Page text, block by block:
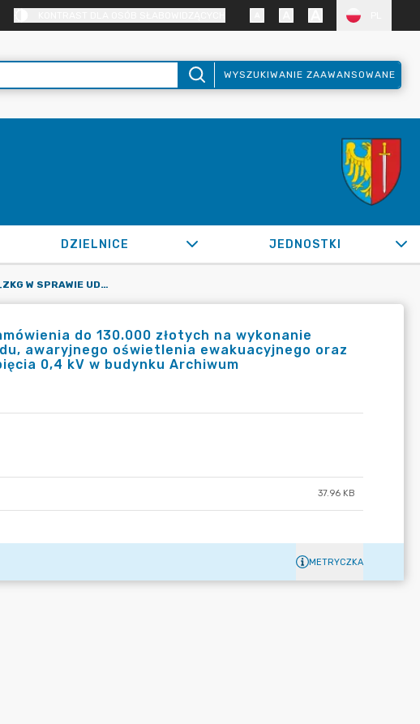
WYSZUKIWANIE ZAAWANSOWANE
DZIELNICE JEDNOSTKI
OR.0050.1239.2022_ZKG W SPRAWIE UDZIELENIA ZAMÓWIENIA DO 130.000 ZŁOTYCH NA WYKONANIE ZASIALNIA DO PRZECIWPOŻAROWEGO WYŁĄCZNIKA PRĄDU, AWARYJNEGO OŚWIETLENIA EWAKUACYJNEGO ORAZ BUDOWY SIECI ELEKTROENERGETYCZNEJ NISKIEGO NAPIĘCIA 0,4 KV W BUDYNKU ARCHIWUM
do 130.000 złotych na wykonanie
awaryjnego oświetlenia ewakuacyjnego oraz
0,4 kV w budynku Archiwum
37.96 KB
METRYCZKA